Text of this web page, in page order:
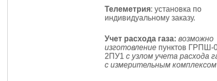
Телеметрия: установка по
индивидуальному заказу.
Учет расхода газа: возможно
изготовление пунктов ГРПШ-
2ПУ1 с узлом учета расхода
с измерительным